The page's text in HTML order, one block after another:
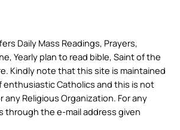
Daily Mass Readings, Prayers,
Yearly plan to read bible, Saint of the
Kindly note that this site is maintained
enthusiastic Catholics and this is not
any Religious Organization. For any
through the e-mail address given